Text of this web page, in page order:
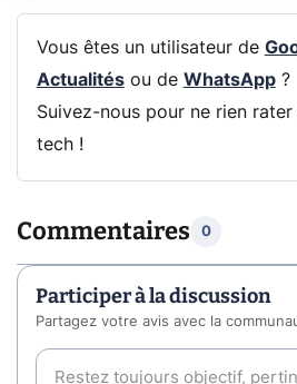
Vous êtes un utilisateur de
Actualitésou de WhatsApp?
Suivez-nous pour ne rien
tech !
Commentaires 0
Participer à la discussion
Partagez votre avis avec la